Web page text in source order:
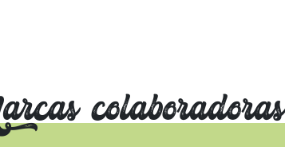
colaboradoras